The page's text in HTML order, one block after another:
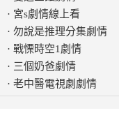
· 宮s劇情線上看
· 勿說是推理分集劇情
· 戰慄時空1劇情
· 三個奶爸劇情
· 老中醫電視劇劇情